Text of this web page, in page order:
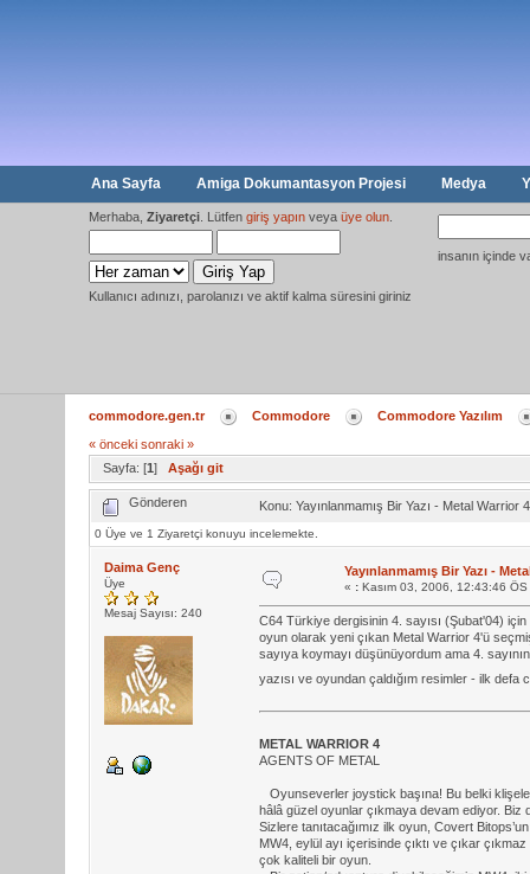
Ana Sayfa Amiga Dokumantasyon Projesi Medya
Merhaba, Ziyaretçi . Lütfen giriş yapın veya üye olun
Kullanıcı adınızı, parolanızı ve aktif kalma süresini giriniz
insanın içinde
commodore.gen.tr Commodore
Commodore Yazılım
« önceki sonraki »
Sayfa: [1] Aşağı git
Gönderen Konu: Yayınlanmamış Bir Yazı - Metal
0 Üye ve 1 Ziyaretçi konuyu incelemekte.
Daima Genç
Üye
Mesaj Sayısı: 240
Yayınlanmamış Bir Yazı -
« :Kasım 03, 2006, 12:43:46 ÖS
C64 Türkiye dergisinin 4. sayısı (Şubat'04)
oyun olarak yeni çıkan Metal Warrior 4'ü
sayıya koymayı düşünüyordum ama 4.
yazısı ve oyundan çaldığım resimler - ilk
METAL WARRIOR 4
AGENTS OF METAL
Oyunseverler joystick başına! Bu belki
hâlâ güzel oyunlar çıkmaya devam ediyor. Biz
Sizlere tanıtacağımız ilk oyun, Covert
MW4, eylül ayı içerisinde çıktı ve çıkar
çok kaliteli bir oyun.